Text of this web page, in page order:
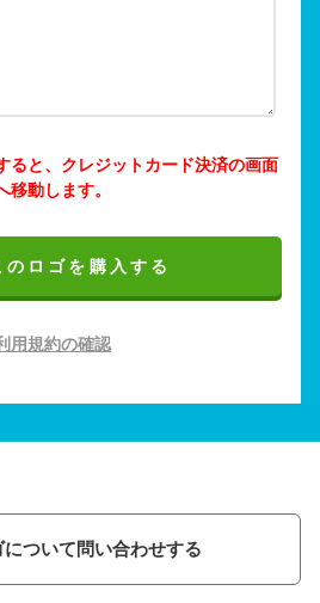
ると、クレジットカード決済の画面
移動します。
のロゴを購入する
用規約の確認
について問い合わせする